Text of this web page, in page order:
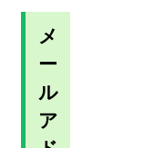
メ
ー
ル
ア